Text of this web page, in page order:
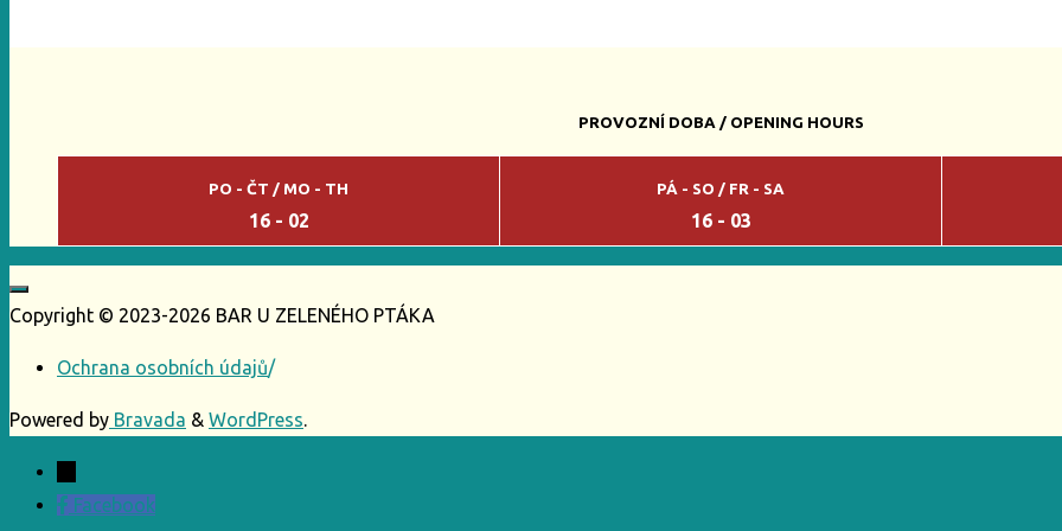
PROVOZNÍ DOBA / OPENING HOURS
PO - ČT / MO - TH
16 - 02
PÁ - SO / FR - SA
16 - 03
Copyright © 2023-2026 BAR U ZELENÉHO PTÁKA
Ochrana osobních údajů/
Powered by Bravada & WordPress.
Facebook